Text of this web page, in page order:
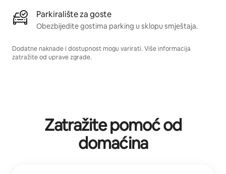
Parkiralište za goste
Obezbijedite gostima parking u sklopu smještaja.
Dodatne naknade i dostupnost mogu varirati. Više informacija
zatražite od uprave zgrade.
Zatražite pomoć od
domaćina